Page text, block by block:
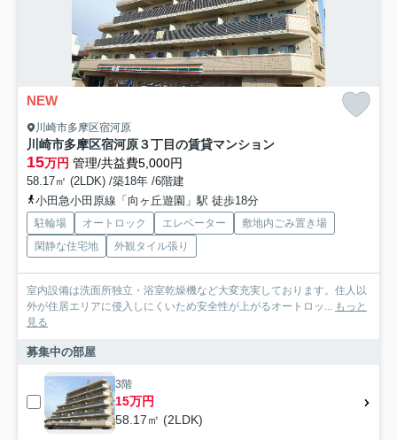
NEW
川崎市多摩区宿河原
川崎市多摩区宿河原３丁目の賃貸マンション
15万円 管理/共益費5,000円
58.17㎡ (2LDK) /築18年 /6階建
小田急小田原線「向ヶ丘遊園」駅 徒歩18分
駐輪場 オートロック エレベーター
敷地内ごみ置き場
閑静な住宅地
外観タイル張り
室内設備は洗面所独立・浴室乾燥機など大変充実しております。住人以
外が住居エリアに侵入しにくいため安全性が上がるオートロッ...
もっと
見る
募集中の部屋
3階
15万円
58.17㎡ (2LDK)